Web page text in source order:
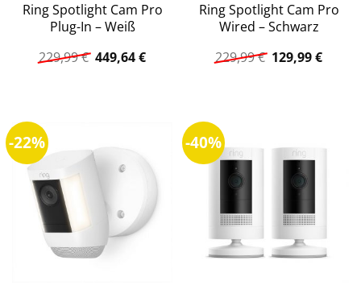
Ring Spotlight Cam Pro
Plug-In – Weiß
229,99€ Ursprünglicher
Preis
449,64€Aktueller
Ring Spotlight Cam Pro
Wired – Schwarz
229,99€
Preis
129,99€
-22% -40%